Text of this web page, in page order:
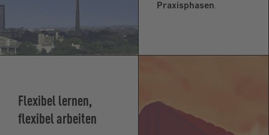
Praxisphasen.
Flexibel lernen,
flexibel arbeiten